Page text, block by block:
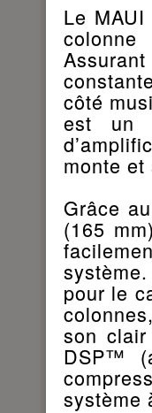
Le
colonne
côté
est un
monte
Grâce
(165
pour le
son
DSP™
système